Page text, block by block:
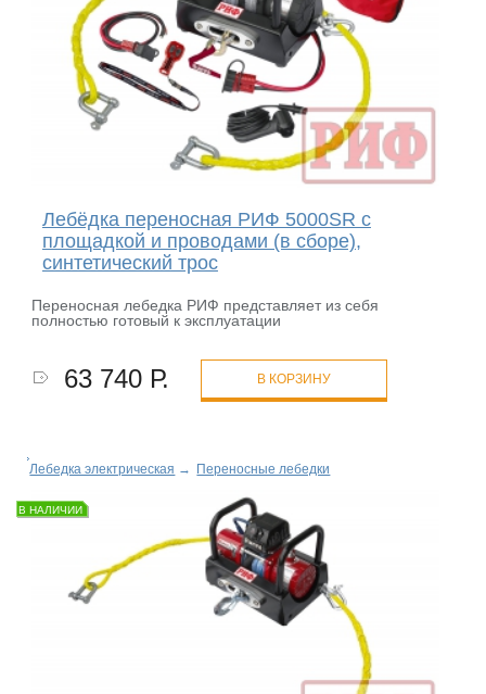
Лебёдка переносная РИФ 5000SR c
площадкой и проводами (в сборе),
синтетический трос
Переносная лебедка РИФ представляет из себя
полностью готовый к эксплуатации
63 740 Р. В КОРЗИНУ
Лебедка электрическая → Переносные лебедки
В НАЛИЧИИ